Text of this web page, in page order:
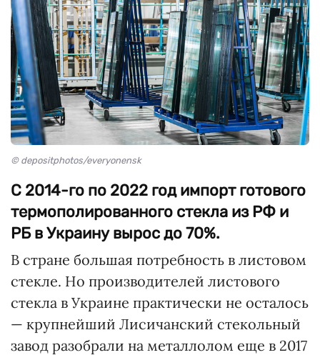
© depositphotos/everyonensk
С 2014-го по 2022 год импорт готового
термополированного стекла из РФ и
РБ в Украину вырос до 70%.
В стране большая потребность в листовом
стекле. Но производителей листового
стекла в Украине практически не осталось
— крупнейший Лисичанский стекольный
завод разобрали на металлолом еще в 2017